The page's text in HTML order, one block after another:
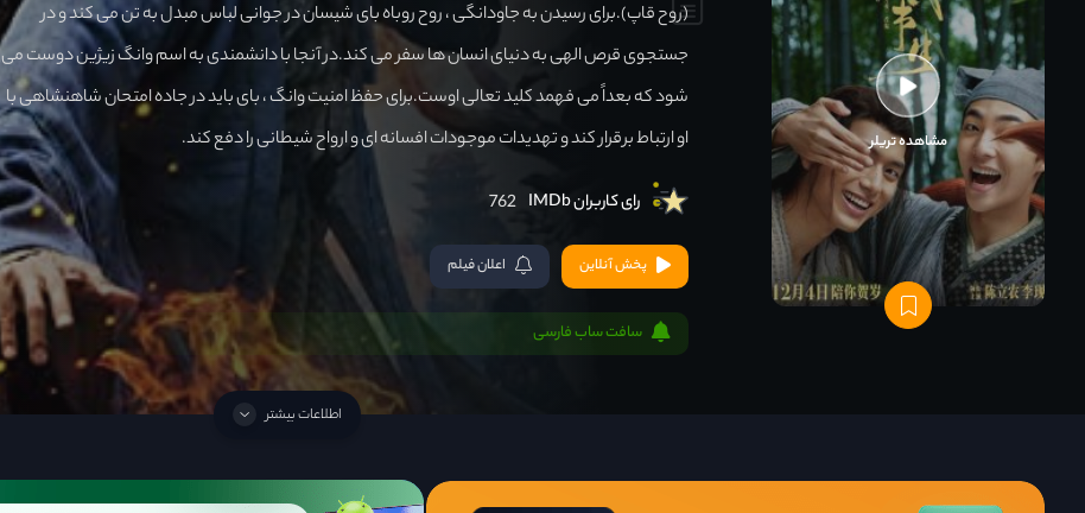
مشاهده تریلر
(روح قاپ).برای رسیدن به جاودانگی ، روح روباه بای شیسان در جوانی لباس مبدل به تن می کند و در
جستجوی قرص الهی به دنیای انسان ها سفر می کند.در آنجا با دانشمندی به اسم وانگ زیژین دوست می
شود که بعداً می فهمد کلید تعالی اوست.برای حفظ امنیت وانگ ، بای باید در جاده امتحان شاهنشاهی با
او ارتباط برقرار کند و تهدیدات موجودات افسانه ای و ارواح شیطانی را دفع کند.
رای کاربران IMDb 762
پخش آنلاین اعلان فیلم
سافت ساب فارسی
اطلاعات بیشتر